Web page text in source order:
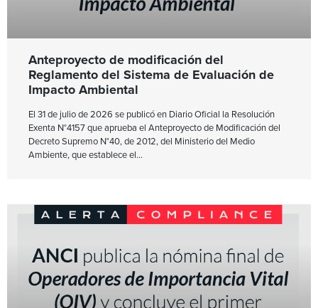
Anteproyecto de modificación del
Reglamento del Sistema de Evaluación de
Impacto Ambiental
El 31 de julio de 2026 se publicó en Diario Oficial la Resolución
Exenta N°4157 que aprueba el Anteproyecto de Modificación del
Decreto Supremo N°40, de 2012, del Ministerio del Medio
Ambiente, que establece el